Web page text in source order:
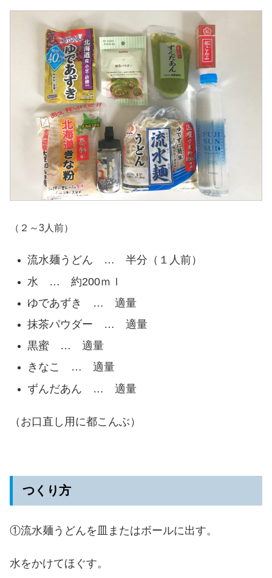
（２～3人前）
流水麺うどん … 半分（１人前）
水 … 約200ｍｌ
ゆであずき … 適量
抹茶パウダー … 適量
黒蜜 … 適量
きなこ … 適量
ずんだあん … 適量
（お口直し用に都こんぶ）
つくり方
①流水麺うどんを皿またはボールに出す。
水をかけてほぐす。